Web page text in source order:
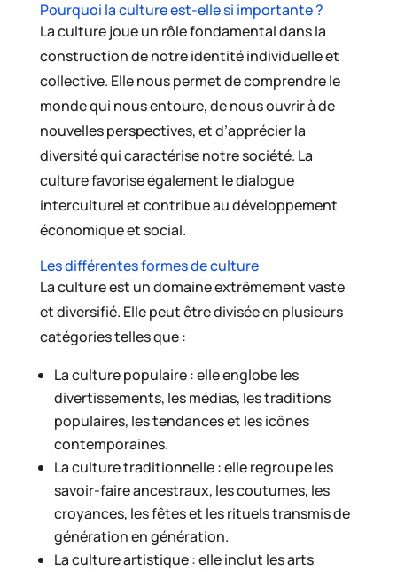
Pourquoi la culture est-elle si importante ?
La culture joue un rôle fondamental dans la
construction de notre identité individuelle et
collective. Elle nous permet de comprendre le
monde qui nous entoure, de nous ouvrir à de
nouvelles perspectives, et d’apprécier la
diversité qui caractérise notre société. La
culture favorise également le dialogue
interculturel et contribue au développement
économique et social.
Les différentes formes de culture
La culture est un domaine extrêmement vaste
et diversifié. Elle peut être divisée en plusieurs
catégories telles que :
La culture populaire : elle englobe les
divertissements, les médias, les traditions
populaires, les tendances et les icônes
contemporaines.
La culture traditionnelle : elle regroupe les
savoir-faire ancestraux, les coutumes, les
croyances, les fêtes et les rituels transmis de
génération en génération.
La culture artistique : elle inclut les arts